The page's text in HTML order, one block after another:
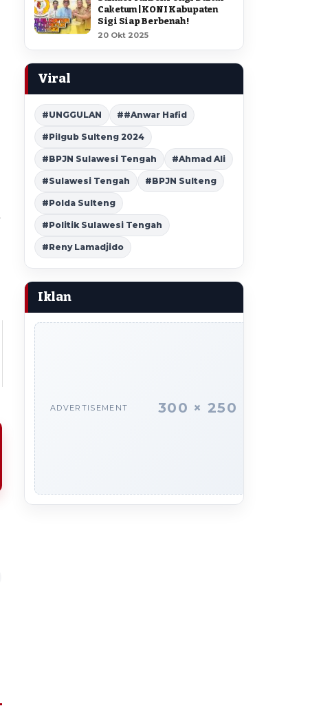
Caketum | KONI Kabupaten
Sigi Siap Berbenah !
20 Okt 2025
Viral
#UNGGULAN ##Anwar Hafid
#Pilgub Sulteng 2024
#BPJN Sulawesi Tengah #Ahmad Ali
#Sulawesi Tengah #BPJN Sulteng
#Polda Sulteng
#Politik Sulawesi Tengah
#Reny Lamadjido
Iklan
ADVERTISEMENT 300 × 250